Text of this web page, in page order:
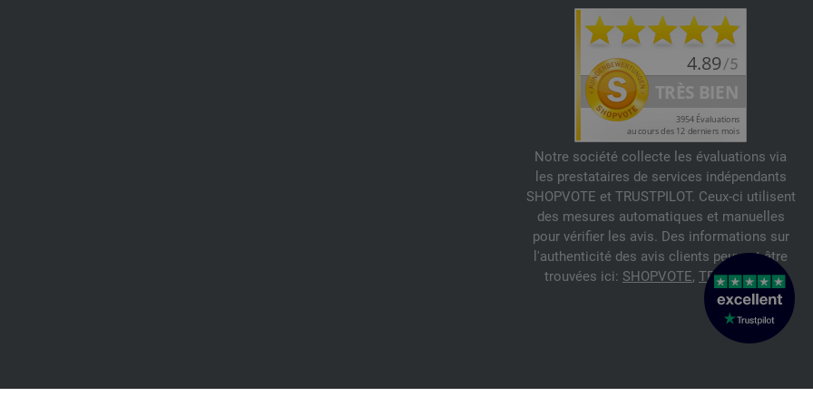
Notre société collecte les évaluations via
les prestataires de services indépendants
SHOPVOTE et TRUSTPILOT. Ceux-ci utilisent
des mesures automatiques et manuelles
pour vérifier les avis. Des informations sur
l'authenticité des avis clients peuvent être
trouvées ici: SHOPVOTE, TRUSTPILOT